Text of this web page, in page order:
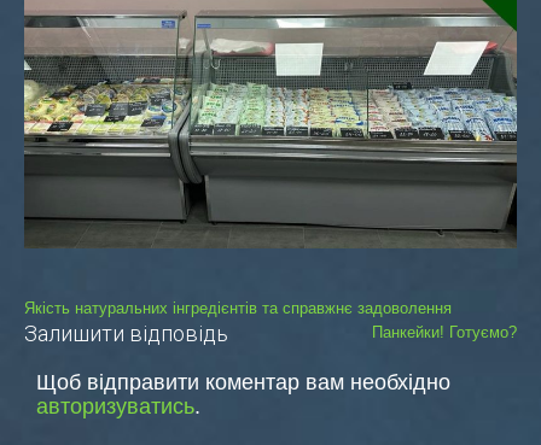
Навігація
записів
Якість натуральних інгредієнтів та справжнє задоволення
Панкейки! Готуємо?
Залишити відповідь
Щоб відправити коментар вам необхідно
авторизуватись.